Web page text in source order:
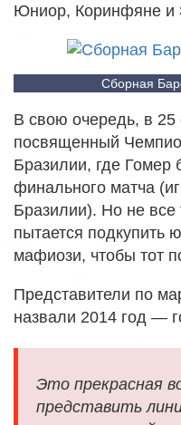
Юниор, Коринфяне и
Сборная
В свою очередь, в 25
посвященный
Бразилии, где
финального матча
Бразилии). Но не все
пытается подкупить
мафиози, чтобы тот
Представители по
назвали 2014 год —
Это прекрасная
представить